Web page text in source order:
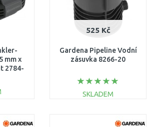
mm x
2784-
525 Kč
Gardena Pipeline Vodní
zásuvka 8266-20
SKLADEM